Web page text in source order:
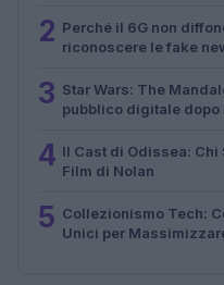
2 Perché il 6G non
riconoscere le fake
3 Star Wars: The
pubblico digitale dopo
4 Il Cast di Odissea:
Film di Nolan
5 Collezionismo Tech:
Unici per